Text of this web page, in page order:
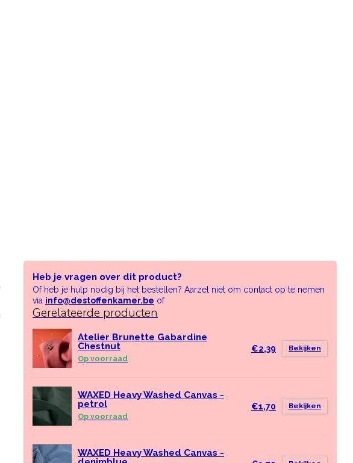
Heb je vragen over dit product?
Of heb je hulp nodig bij het bestellen? Aarzel niet om contact op te nemen
via info@destoffenkamer.be of
Gerelateerde producten
Atelier Brunette Gabardine
Chestnut
Op voorraad
€2,39 Bekijken
WAXED Heavy Washed Canvas -
petrol
Op voorraad
€1,70 Bekijken
WAXED Heavy Washed Canvas -